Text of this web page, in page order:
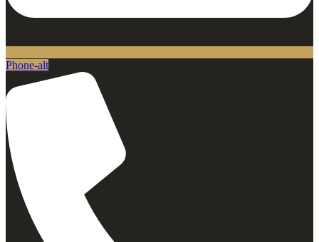
Phone-alt